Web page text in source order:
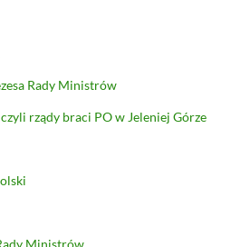
Rady Ministrów
rządy braci PO w Jeleniej Górze
Ministrów